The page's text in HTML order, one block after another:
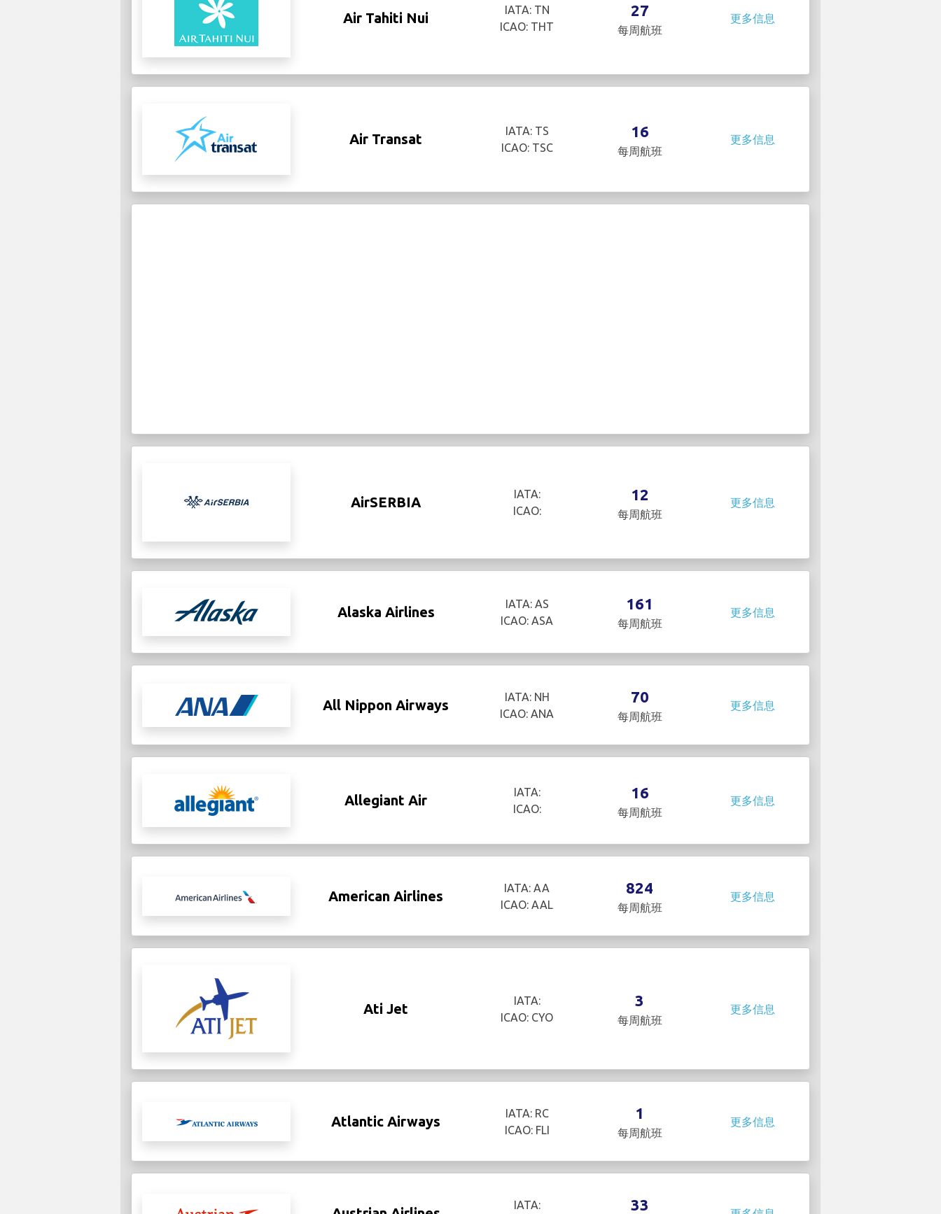
Air Tahiti Nui
IATA: TN
ICAO: THT
27
每周航班
更多信息
Air Transat
IATA: TS
ICAO: TSC
16
每周航班
更多信息
AirSERBIA
IATA:
ICAO:
12
每周航班
更多信息
Alaska Airlines
IATA: AS
ICAO: ASA
161
每周航班
更多信息
All Nippon Airways
IATA: NH
ICAO: ANA
70
每周航班
更多信息
Allegiant Air
IATA:
ICAO:
16
每周航班
更多信息
American Airlines
IATA: AA
ICAO: AAL
824
每周航班
更多信息
Ati Jet
IATA:
ICAO: CYO
3
每周航班
更多信息
Atlantic Airways
IATA: RC
ICAO: FLI
1
每周航班
更多信息
IATA: 33